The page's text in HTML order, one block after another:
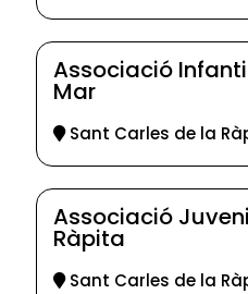
Associació
Mar
Sant Carles de la
Associació
Ràpita
Sant Carles de la